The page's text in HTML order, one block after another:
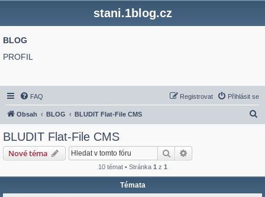
stani.1blog.cz
BLOG
PROFIL
FAQ Přihlásit se
Registrovat
Obsah BLOG BLUDIT Flat-File CMS
BLUDIT Flat-File CMS
Nové téma Hledat
10 témat • Stránka 1 z 1
Témata